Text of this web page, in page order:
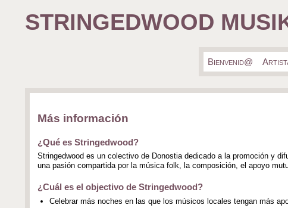
STRINGEDWOOD
Bienvenid@
Más información
¿Qué es Stringedwood?
Stringedwood es un colectivo de Donostia dedicado a la promoción y
una pasión compartida por la música folk, la composición, el apoyo
¿Cuál es el objectivo de Stringedwood?
Celebrar más noches en las que los músicos locales tengan más